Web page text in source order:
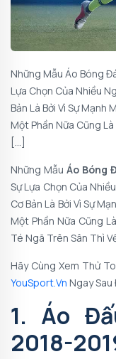
Những Mẫu Áo Bóng
Lựa Chọn Của Nhiều
Bản Là Bởi Vì Sự Mạnh
Một Phần Nữa Cũng Là
[…]
Những Mẫu Áo Bóng
Sự Lựa Chọn Của
Cơ Bản Là Bởi Vì Sự
Một Phần Nữa Cũng
Té Ngã Trên Sân Thì
Hãy Cùng Xem Thử
YouSport.vn Ngay Sau
1. Áo
2018-